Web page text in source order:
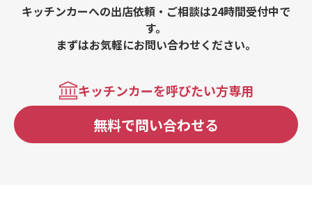
キッチンカーへの出店依頼・ご相談は24時間受付中で
す。
まずはお気軽にお問い合わせください。
キッチンカーを呼びたい方専用
無料で問い合わせる